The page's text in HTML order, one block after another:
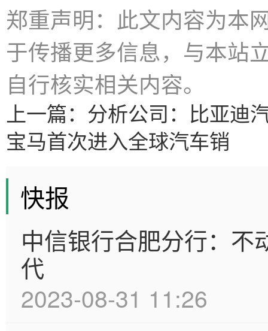
郑重声明：此文内容为本
于传播更多信息，与本站
自行核实相关内容。
上一篇： 分析公司：比亚迪
宝马首次进入全球汽车销
快报
中信银行合肥分行：不
代
2023-08-31 11:26